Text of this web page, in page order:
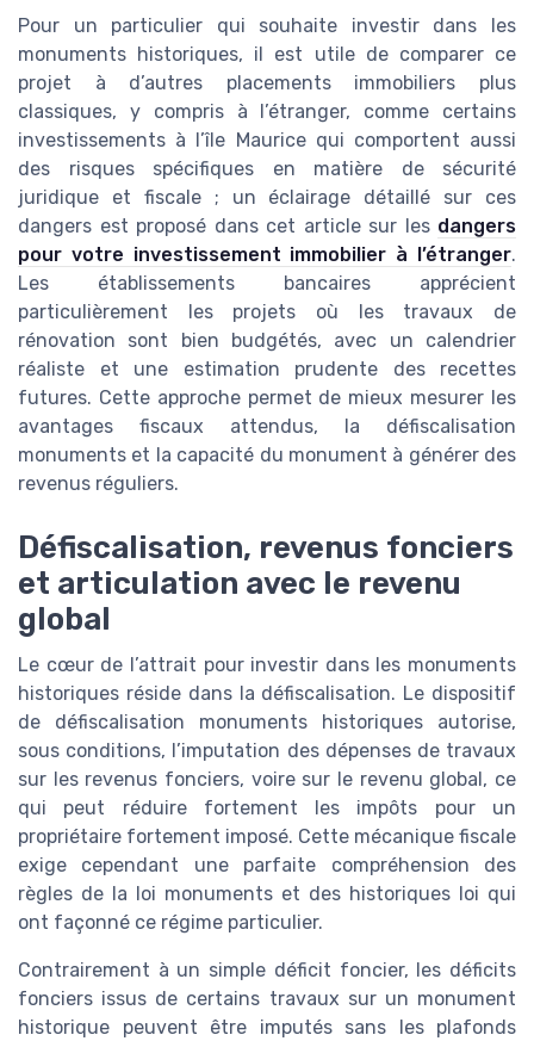
Pour un particulier qui souhaite investir dans les
monuments historiques, il est utile de comparer ce
projet à d’autres placements immobiliers plus
classiques, y compris à l’étranger, comme certains
investissements à l’île Maurice qui comportent aussi
des risques spécifiques en matière de sécurité
juridique et fiscale ; un éclairage détaillé sur ces
dangers est proposé dans cet article sur les dangers
pour votre investissement immobilier à l’étranger.
Les établissements bancaires apprécient
particulièrement les projets où les travaux de
rénovation sont bien budgétés, avec un calendrier
réaliste et une estimation prudente des recettes
futures. Cette approche permet de mieux mesurer les
avantages fiscaux attendus, la défiscalisation
monuments et la capacité du monument à générer des
revenus réguliers.
Défiscalisation, revenus fonciers
et articulation avec le revenu
global
Le cœur de l’attrait pour investir dans les monuments
historiques réside dans la défiscalisation. Le dispositif
de défiscalisation monuments historiques autorise,
sous conditions, l’imputation des dépenses de travaux
sur les revenus fonciers, voire sur le revenu global, ce
qui peut réduire fortement les impôts pour un
propriétaire fortement imposé. Cette mécanique fiscale
exige cependant une parfaite compréhension des
règles de la loi monuments et des historiques loi qui
ont façonné ce régime particulier.
Contrairement à un simple déficit foncier, les déficits
fonciers issus de certains travaux sur un monument
historique peuvent être imputés sans les plafonds